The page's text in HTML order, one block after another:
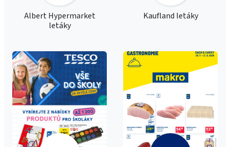
Albert Hypermarket
letáky
Kaufland letáky